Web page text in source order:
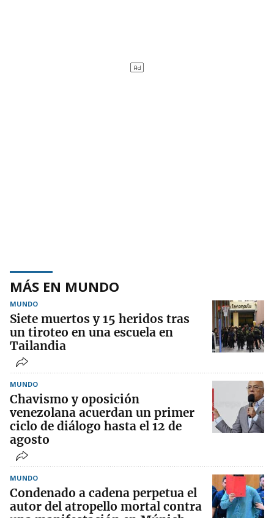
MÁS EN MUNDO
MUNDO
Siete muertos y 15 heridos tras
un tiroteo en una escuela en
Tailandia
MUNDO
Chavismo y oposición
venezolana acuerdan un primer
ciclo de diálogo hasta el 12 de
agosto
MUNDO
Condenado a cadena perpetua el
autor del atropello mortal contra